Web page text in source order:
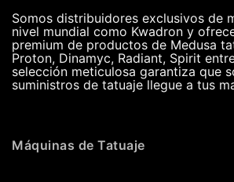
Somos distribuidores exclusivos de
nivel mundial como Kwadron y
premium de productos de Medusa
Proton, Dinamyc, Radiant, Spirit
selección meticulosa garantiza que
suministros de tatuaje llegue a tus
Máquinas de Tatuaje